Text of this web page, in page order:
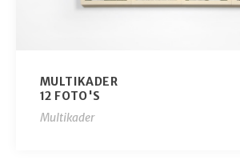
MULTIKADER
12 FOTO'S
Multikader